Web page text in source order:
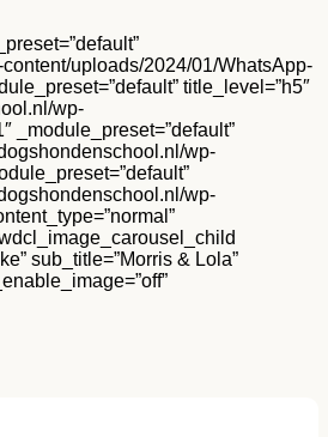
uploads/2024/01/WhatsApp-
title_level=”h5″
wp-
_module_preset=”default”
wp-
wp-
sub_title=”Morris & Lola”